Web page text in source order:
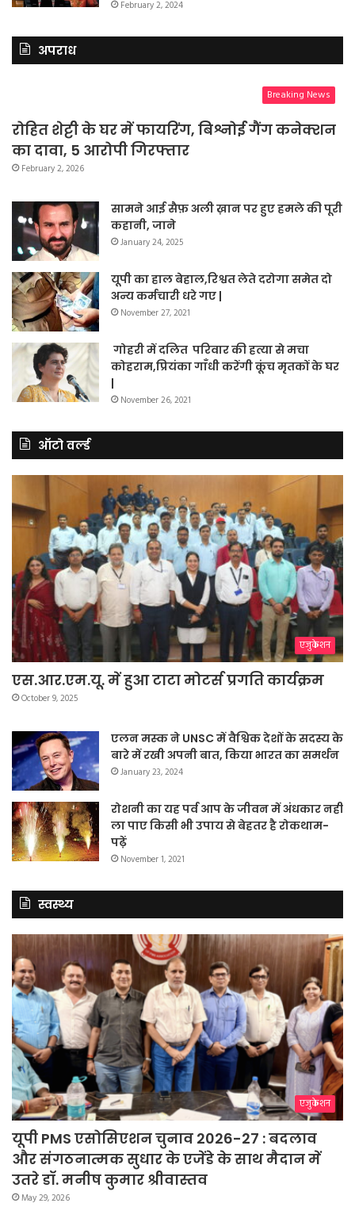
February 2, 2024
अपराध
Breaking News
रोहित शेट्टी के घर में फायरिंग, बिश्नोई गैंग कनेक्शन
का दावा, 5 आरोपी गिरफ्तार
February 2, 2026
सामने आई सैफ़ अली ख़ान पर हुए हमले की पूरी
कहानी, जाने
January 24, 2025
यूपी का हाल बेहाल,रिश्वत लेते दरोगा समेत दो
अन्य कर्मचारी धरे गए |
November 27, 2021
गोहरी में दलित परिवार की हत्या से मचा
कोहराम,प्रियंका गाँधी करेंगी कूंच मृतकों के घर
|
November 26, 2021
ऑटो वर्ल्ड
एजुकेशन
एस.आर.एम.यू. में हुआ टाटा मोटर्स प्रगति कार्यक्रम
October 9, 2025
एलन मस्क ने UNSC में वैश्विक देशों के सदस्य के
बारे में रखी अपनी बात, किया भारत का समर्थन
January 23, 2024
रोशनी का यह पर्व आप के जीवन में अंधकार नहीं
ला पाए किसी भी उपाय से बेहतर है रोकथाम-
पढ़ें
November 1, 2021
स्वस्थ्य
एजुकेशन
यूपी PMS एसोसिएशन चुनाव 2026-27 : बदलाव
और संगठनात्मक सुधार के एजेंडे के साथ मैदान में
उतरे डॉ. मनीष कुमार श्रीवास्तव
May 29, 2026